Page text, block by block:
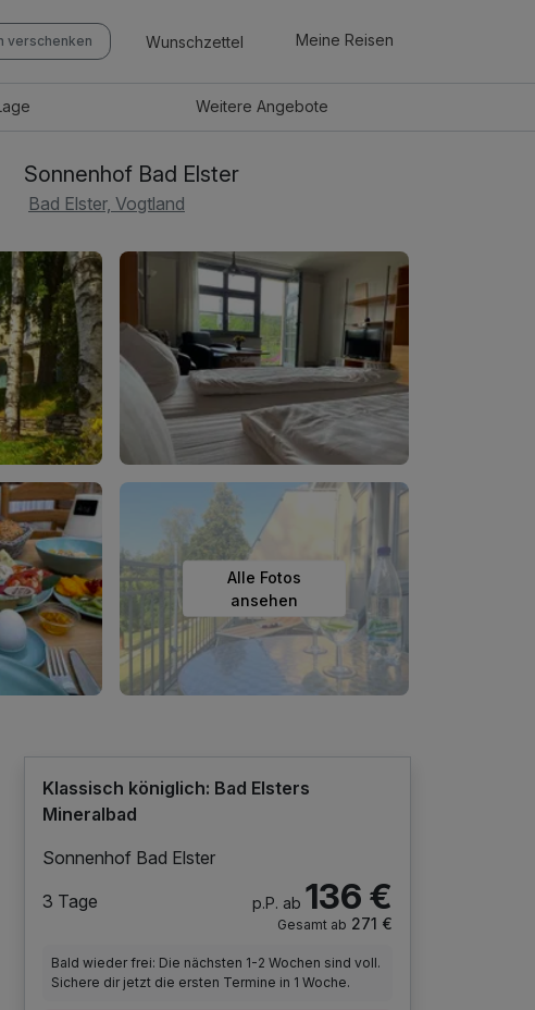
verschenken Wunschzettel Meine Reisen
WeitereAngebote
Sonnenhof Bad Elster
Bad Elster, Vogtland
Alle Fotos
ansehen
Klassisch königlich: Bad Elsters
Mineralbad
Sonnenhof Bad Elster
3 Tage
p.P. ab 136 €
Gesamt ab 271 €
Bald wieder frei: Die nächsten 1-2 Wochen sind voll.
Sichere dir jetzt die ersten Termine in 1 Woche.